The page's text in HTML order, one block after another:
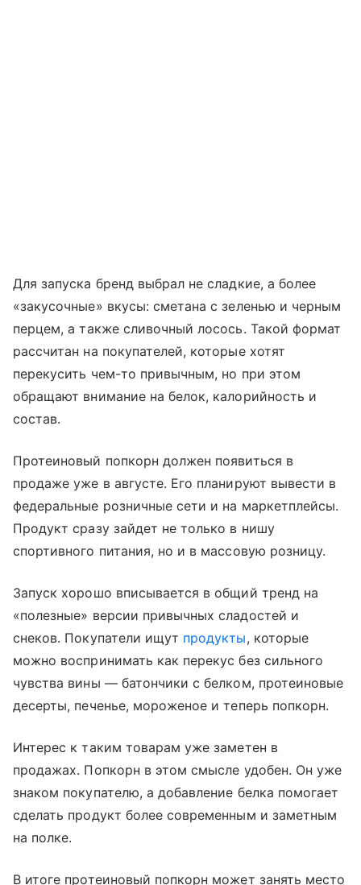
Для запуска бренд выбрал не сладкие, а более
«закусочные» вкусы: сметана с зеленью и черным
перцем, а также сливочный лосось. Такой формат
рассчитан на покупателей, которые хотят
перекусить чем-то привычным, но при этом
обращают внимание на белок, калорийность и
состав.
Протеиновый попкорн должен появиться в
продаже уже в августе. Его планируют вывести в
федеральные розничные сети и на маркетплейсы.
Продукт сразу зайдет не только в нишу
спортивного питания, но и в массовую розницу.
Запуск хорошо вписывается в общий тренд на
«полезные» версии привычных сладостей и
снеков. Покупатели ищут продукты, которые
можно воспринимать как перекус без сильного
чувства вины — батончики с белком, протеиновые
десерты, печенье, мороженое и теперь попкорн.
Интерес к таким товарам уже заметен в
продажах. Попкорн в этом смысле удобен. Он уже
знаком покупателю, а добавление белка помогает
сделать продукт более современным и заметным
на полке.
В итоге протеиновый попкорн может занять место